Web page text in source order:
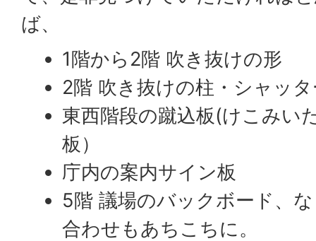
ば、
1階から2階 吹き抜けの形
2階 吹き抜けの柱・シャッ
東西階段の蹴込板(けこみい
板）
庁内の案内サイン板
5階 議場のバックボード、
合わせもあちこちに。